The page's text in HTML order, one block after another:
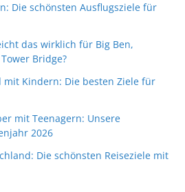
Die schönsten Ausflugsziele für
das wirklich für Big Ben,
Bridge?
Kindern: Die besten Ziele für
mit Teenagern: Unsere
2026
Die schönsten Reiseziele mit